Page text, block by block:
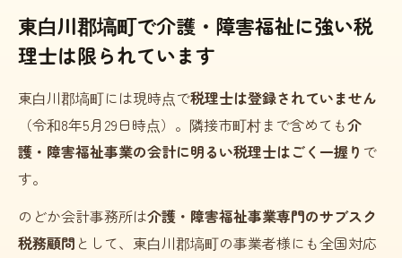
東白川郡塙町で介護・障害福祉に強い税
理士は限られています
東白川郡塙町には現時点で税理士は登録されていません
（令和8年5月29日時点）。隣接市町村まで含めても介
護・障害福祉事業の会計に明るい税理士はごく一握り で
す。
のどか会計事務所は介護・障害福祉事業専門のサブスク
税務顧問 として、東白川郡塙町の事業者様にも全国対応